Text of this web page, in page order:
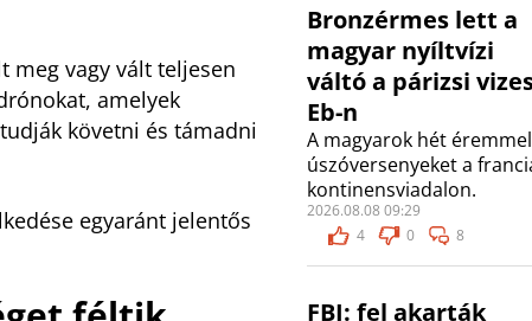
meg vagy vált teljesen
amelyek
követni és támadni
egyaránt jelentős
Bronzérmes lett a
magyar nyíltvízi
váltó a párizsi
Eb-n
A magyarok hét
úszóversenyeket a
kontinensviadalon.
2026.08.08 09:29
4
0 8
FBI: fel akarták